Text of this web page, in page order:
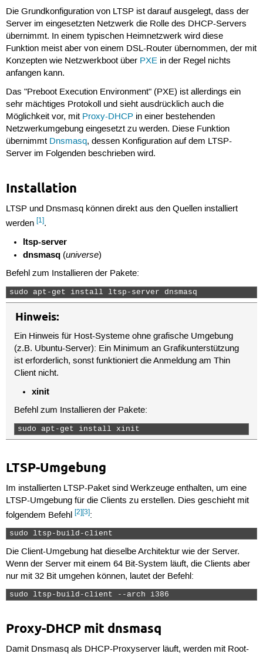
Die Grundkonfiguration von LTSP ist darauf ausgelegt, dass der
Server im eingesetzten Netzwerk die Rolle des DHCP-Servers
übernimmt. In einem typischen Heimnetzwerk wird diese
Funktion meist aber von einem DSL-Router übernommen, der mit
Konzepten wie Netzwerkboot über PXEin der Regel nichts
anfangen kann.
Das "Preboot Execution Environment" (PXE) ist allerdings ein
sehr mächtiges Protokoll und sieht ausdrücklich auch die
Möglichkeit vor, mit Proxy-DHCPin einer bestehenden
Netzwerkumgebung eingesetzt zu werden. Diese Funktion
übernimmt Dnsmasq, dessen Konfiguration auf dem LTSP-
Server im Folgenden beschrieben wird.
Installation
LTSP und Dnsmasq können direkt aus den Quellen installiert
werden [1].
ltsp-server
dnsmasq (universe)
Befehl zum Installieren der Pakete:
sudo apt-get install ltsp-server dnsmasq
Hinweis:
Ein Hinweis für Host-Systeme ohne grafische Umgebung
(z.B. Ubuntu-Server): Ein Minimum an Grafikunterstützung
ist erforderlich, sonst funktioniert die Anmeldung am Thin
Client nicht.
xinit
Befehl zum Installieren der Pakete:
sudo apt-get install xinit
LTSP-Umgebung
Im installierten LTSP-Paket sind Werkzeuge enthalten, um eine
LTSP-Umgebung für die Clients zu erstellen. Dies geschieht mit
folgendem Befehl [2][3]:
sudo ltsp-build-client
Die Client-Umgebung hat dieselbe Architektur wie der Server.
Wenn der Server mit einem 64 Bit-System läuft, die Clients aber
nur mit 32 Bit umgehen können, lautet der Befehl:
sudo ltsp-build-client --arch i386
Proxy-DHCP mit dnsmasq
Damit Dnsmasq als DHCP-Proxyserver läuft, werden mit Root-